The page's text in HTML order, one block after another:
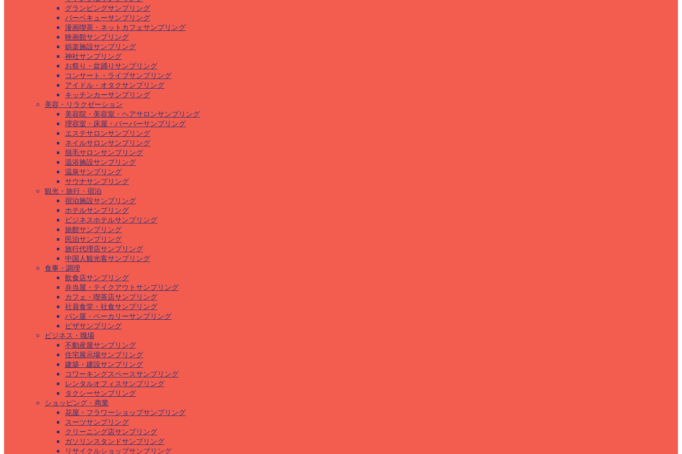
グランピングサンプリング
バーベキューサンプリング
漫画喫茶・ネットカフェサンプリング
映画館サンプリング
娯楽施設サンプリング
神社サンプリング
お祭り・盆踊りサンプリング
コンサート・ライブサンプリング
アイドル・オタクサンプリング
キッチンカーサンプリング
美容・リラクゼーション
美容院・美容室・ヘアサロンサンプリング
理容室・床屋・バーバーサンプリング
エステサロンサンプリング
ネイルサロンサンプリング
脱毛サロンサンプリング
温浴施設サンプリング
温泉サンプリング
サウナサンプリング
観光・旅行・宿泊
宿泊施設サンプリング
ホテルサンプリング
ビジネスホテルサンプリング
旅館サンプリング
民泊サンプリング
旅行代理店サンプリング
中国人観光客サンプリング
食事・調理
飲食店サンプリング
弁当屋・テイクアウトサンプリング
カフェ・喫茶店サンプリング
社員食堂・社食サンプリング
パン屋・ベーカリーサンプリング
ピザサンプリング
ビジネス・職場
不動産屋サンプリング
住宅展示場サンプリング
建築・建設サンプリング
コワーキングスペースサンプリング
レンタルオフィスサンプリング
タクシーサンプリング
ショッピング・商業
花屋・フラワーショップサンプリング
スーツサンプリング
クリーニング店サンプリング
ガソリンスタンドサンプリング
リサイクルショップサンプリング